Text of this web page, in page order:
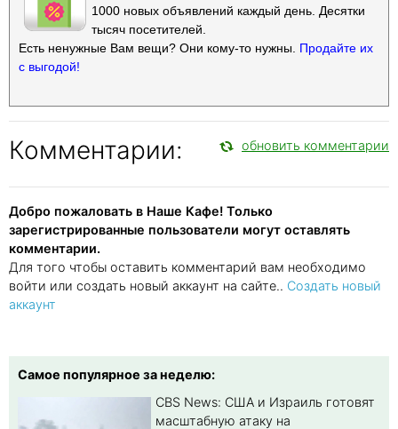
1000 новых объявлений каждый день. Десятки
тысяч посетителей.
Есть ненужные Вам вещи? Они кому-то нужны. Продайте их
с выгодой!
Комментарии: обновить комментарии
Добро пожаловать в Наше Кафе! Только
зарегистрированные пользователи могут оставлять
комментарии.
Для того чтобы оставить комментарий вам необходимо
войти или создать новый аккаунт на сайте.. Создать новый
аккаунт
Самое популярное за неделю:
CBS News: США и Израиль готовят
масштабную атаку на